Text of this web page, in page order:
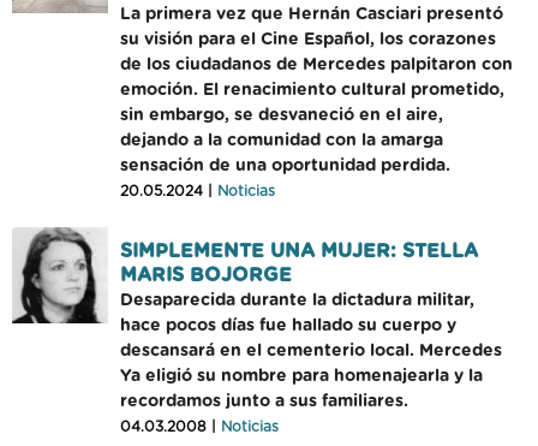
La primera vez que Hernán Casciari presentó
su visión para el Cine Español, los corazones
de los ciudadanos de Mercedes palpitaron con
emoción. El renacimiento cultural prometido,
sin embargo, se desvaneció en el aire,
dejando a la comunidad con la amarga
sensación de una oportunidad perdida.
20.05.2024 | Noticias
SIMPLEMENTE UNA MUJER: STELLA
MARIS BOJORGE
Desaparecida durante la dictadura militar,
hace pocos días fue hallado su cuerpo y
descansará en el cementerio local. Mercedes
Ya eligió su nombre para homenajearla y la
recordamos junto a sus familiares.
04.03.2008 | Noticias